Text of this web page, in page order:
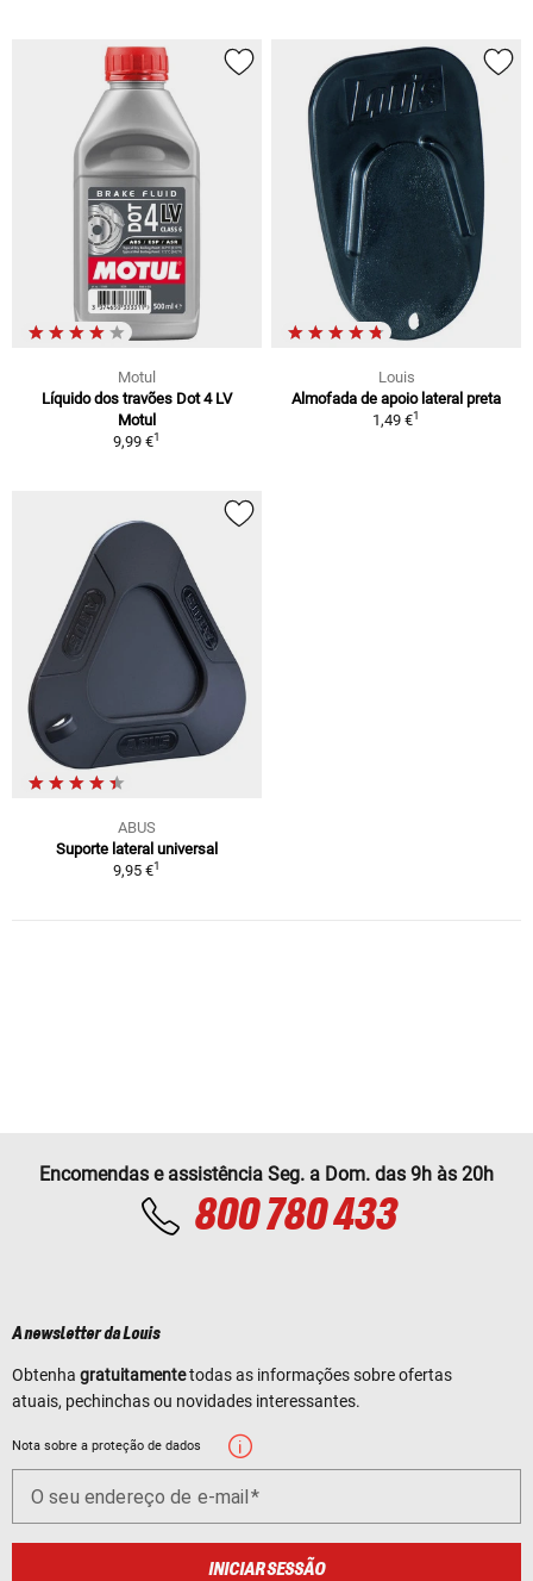
Motul
Líquido dos travões Dot 4 LV
Motul
9,99 €1
Louis
Almofada de apoio lateral preta
1,49 €1
ABUS
Suporte lateral universal
9,95 €1
Encomendas e assistência Seg. a Dom. das 9h às 20h
800 780 433
A newsletter da Louis
Obtenha gratuitamentetodas as informações sobre ofertas
atuais, pechinchas ou novidades interessantes.
Nota sobre a proteção de dados
O seu endereço de e-mail
INICIAR SESSÃO